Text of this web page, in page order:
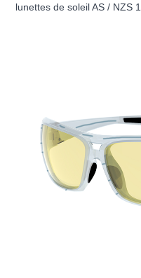
lunettes de soleil AS / NZS